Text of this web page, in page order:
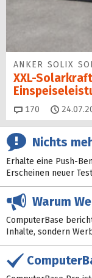
ANKER SOLIX
XXL-
170 Kommentare
Nichts
Erhalte eine Push-
Erscheinen neuer
Warum
ComputerBase
Inhalte, sondern